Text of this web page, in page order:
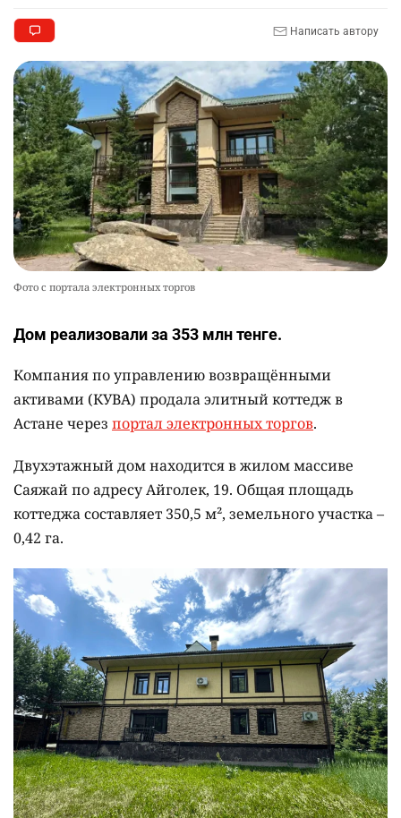
Написать автору
Фото с портала электронных торгов
Дом реализовали за 353 млн тенге.
Компания по управлению возвращёнными
активами (КУВА) продала элитный коттедж в
Астане через портал электронных торгов.
Двухэтажный дом находится в жилом массиве
Саяжай по адресу Айголек, 19. Общая площадь
коттеджа составляет 350,5 м², земельного участка –
0,42 га.